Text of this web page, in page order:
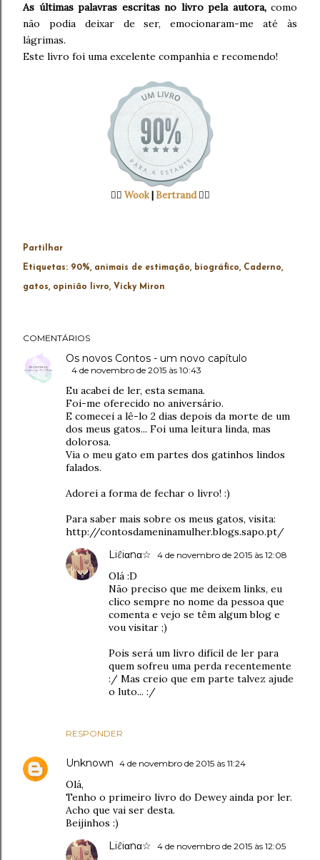
As últimas palavras escritas no livro pela autora, como
não podia deixar de ser, emocionaram-me até às
lágrimas.
Este livro foi uma excelente companhia e recomendo!
👉🏻 Wook|Bertrand👈🏻
Partilhar
Etiquetas: 90% animais de estimação biográfico Caderno
gatos opinião livro Vicky Miron
COMENTÁRIOS
Os novos Contos - um novo capítulo
4 de novembro de 2015 às 10:43
Eu acabei de ler, esta semana.
Foi-me oferecido no aniversário.
E comecei a lê-lo 2 dias depois da morte de um
dos meus gatos... Foi uma leitura linda, mas
dolorosa.
Via o meu gato em partes dos gatinhos lindos
falados.
Adorei a forma de fechar o livro! :)
Para saber mais sobre os meus gatos, visita:
http://contosdameninamulher.blogs.sapo.pt/
RESPONDER
Liℓiαnα☆ 4 de novembro de 2015 às 12:08
Olá :D
Não preciso que me deixem links, eu
clico sempre no nome da pessoa que
comenta e vejo se têm algum blog e
vou visitar ;)
Pois será um livro difícil de ler para
quem sofreu uma perda recentemente
:/ Mas creio que em parte talvez ajude
o luto... :/
Unknown 4 de novembro de 2015 às 11:24
Olá,
Tenho o primeiro livro do Dewey ainda por ler.
Acho que vai ser desta.
Beijinhos :)
Liℓiαnα☆ 4 de novembro de 2015 às 12:05